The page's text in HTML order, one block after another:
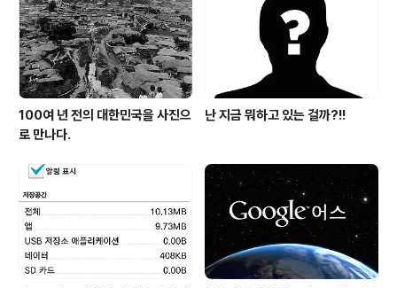
100여 년 전의 대한민국을 사진으
로 만나다.
난 지금 뭐하고 있는 걸까?!!